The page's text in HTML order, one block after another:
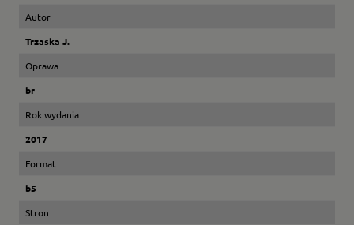
Autor
Trzaska J.
Oprawa
br
Rok wydania
2017
Format
b5
Stron